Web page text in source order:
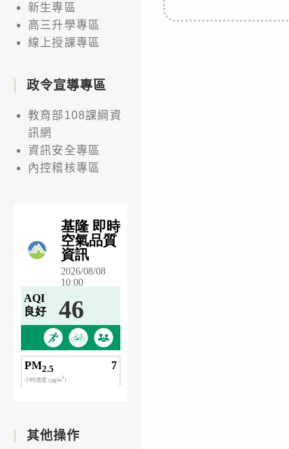
新生專區
高三升學專區
線上授課專區
政令宣導專區
教育部108課綱資
訊網
資訊安全專區
內控稽核專區
其他操作